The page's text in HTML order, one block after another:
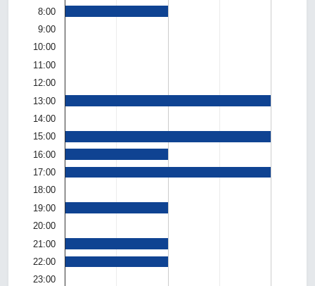
8:00
9:00
10:00
11:00
12:00
13:00
14:00
15:00
16:00
17:00
18:00
19:00
20:00
21:00
22:00
23:00